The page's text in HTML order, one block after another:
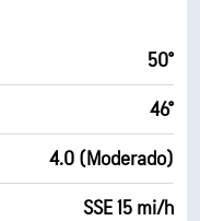
50°
46°
4.0 (Moderado)
SSE 15 mi/h